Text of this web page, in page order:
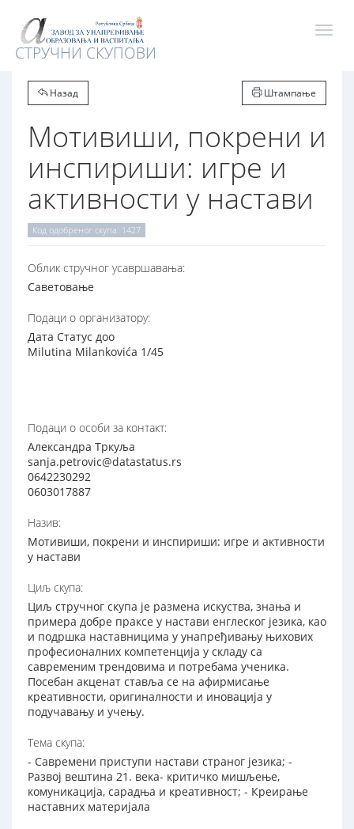
СТРУЧНИ СКУПОВИ
Назад Штампање
Мотивиши, покрени и
инспириши: игре и
активности у настави
Код одобреног скупа: 1427
Oблик стручног усавршавања:
Саветовање
Подаци о организатору:
Дата Статус доо
Milutina Milankovića 1/45
Подаци о особи за контакт:
Александра Тркуља
sanja.petrovic@datastatus.rs
0642230292
0603017887
Назив:
Мотивиши, покрени и инспириши: игре и активности
у настави
Циљ скупа:
Циљ стручног скупа је размена искуства, знања и
примера добре праксе у настави енглеског језика, као
и подршка наставницима у унапређивању њихових
професионалних компетенција у складу са
савременим трендовима и потребама ученика.
Посебан акценат ставља се на афирмисање
креативности, оригиналности и иновација у
подучавању и учењу.
Тема скупа:
- Савремени приступи настави страног језика; -
Развој вештина 21. века- критичко мишљење,
комуникација, сарадња и креативност; - Креирање
наставних материјала